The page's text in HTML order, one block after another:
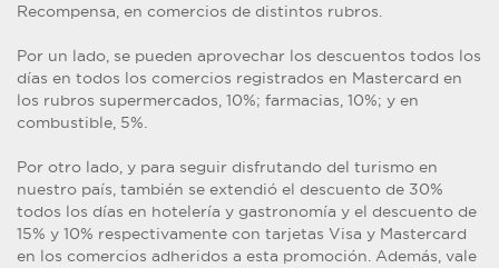
Recompensa, en comercios de distintos rubros.
Por un lado, se pueden aprovechar los descuentos todos los
días en todos los comercios registrados en Mastercard en
los rubros supermercados, 10%; farmacias, 10%; y en
combustible, 5%.
Por otro lado, y para seguir disfrutando del turismo en
nuestro país, también se extendió el descuento de 30%
todos los días en hotelería y gastronomía y el descuento de
15% y 10% respectivamente con tarjetas Visa y Mastercard
en los comercios adheridos a esta promoción. Además, vale